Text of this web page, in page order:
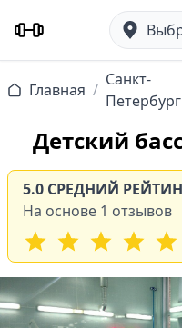
Главная /
Санкт-
Петербург
Детский
5.0 СРЕДНИЙ
На основе 1 отзывов